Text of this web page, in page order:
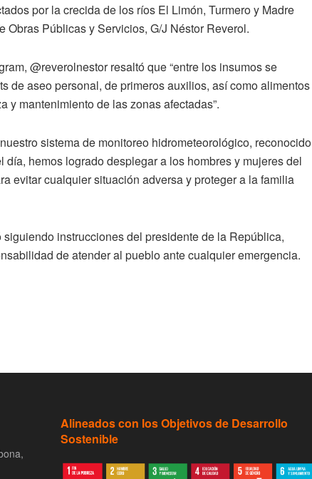
por la crecida de los ríos El Limón, Turmero y Madre
Públicas y Servicios, G/J Néstor Reverol.
@reverolnestor resaltó que “entre los insumos se
de aseo personal, de primeros auxilios, así como alimentos
y mantenimiento de las zonas afectadas”.
sistema de monitoreo hidrometeorológico, reconocido
hemos logrado desplegar a los hombres y mujeres del
evitar cualquier situación adversa y proteger a la familia
instrucciones del presidente de la República,
de atender al pueblo ante cualquier emergencia.
Alineados con los Objetivos de Desarrollo
Sostenible